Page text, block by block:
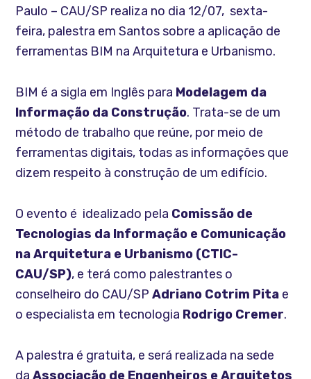
Paulo – CAU/SP realiza no dia 12/07, sexta-
feira, palestra em Santos sobre a aplicação de
ferramentas BIM na Arquitetura e Urbanismo.
BIM é a sigla em Inglês para Modelagem da
Informação da Construção. Trata-se de um
método de trabalho que reúne, por meio de
ferramentas digitais, todas as informações que
dizem respeito à construção de um edifício.
O evento é idealizado pela Comissão de
Tecnologias da Informação e Comunicação
na Arquitetura e Urbanismo (CTIC-
CAU/SP), e terá como palestrantes o
conselheiro do CAU/SPAdriano Cotrim Pita e
o especialista em tecnologia Rodrigo Cremer.
A palestra é gratuita, e será realizada na sede
daAssociação de Engenheiros e Arquitetos